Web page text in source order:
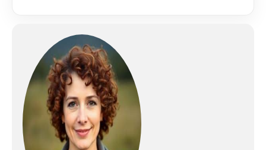
DURABLE: Les
braseros en fonte
sont idéaux pour
chauffer le jardin. La
fonte donne et
conduit bien la
chaleur. PIEDS